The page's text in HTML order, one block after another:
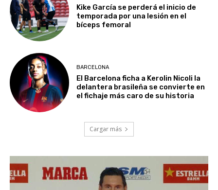
Kike García se perderá el inicio de
temporada por una lesión en el
bíceps femoral
BARCELONA
El Barcelona ficha a Kerolin Nicoli la
delantera brasileña se convierte en
el fichaje más caro de su historia
Cargar más